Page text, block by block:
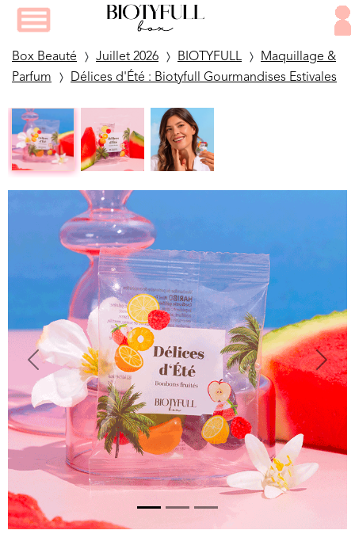
Box Beauté Juillet 2026 BIOTYFULL
Maquillage &
Parfum
Délices d'Été : Biotyfull Gourmandises Estivales
Previous Next